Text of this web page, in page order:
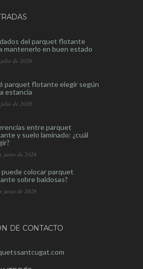
del parquet flotante
mantenerlo en buen estado
de 2026
parquet flotante elegir según
estancia
de 2026
entre parquet
y suelo laminado: ¿cuál
junio de 2026
puede colocar parquet
sobre baldosas?
junio de 2026
DE CONTACTO